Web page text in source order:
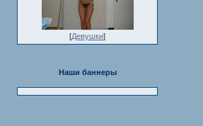
[Девушки]
Наши баннеры